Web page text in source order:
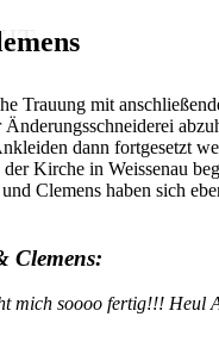
Trauung mit
dann fortgesetzt
Kirche in Weissenau
Clemens haben sich
Clemens:
mich soooo fertig!!!